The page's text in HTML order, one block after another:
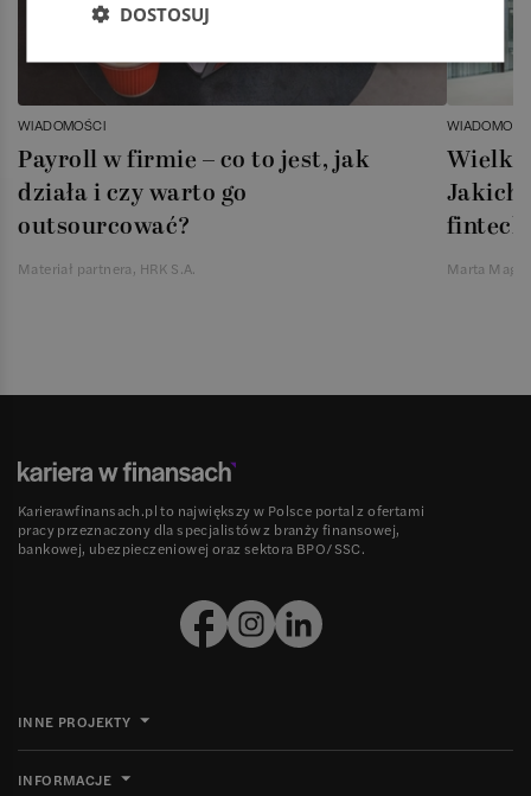
WIADOMOŚCI
Payroll w firmie – co to jest, jak
działa i czy warto go
outsourcować?
Materiał partnera, HRK S.A.
Jakich
Marta
Karierawfinansach.pl to największy w Polsce portal z ofertami
pracy przeznaczony dla specjalistów z branży finansowej,
bankowej, ubezpieczeniowej oraz sektora BPO/SSC.
INNE PROJEKTY
INFORMACJE
DOSTOSUJ